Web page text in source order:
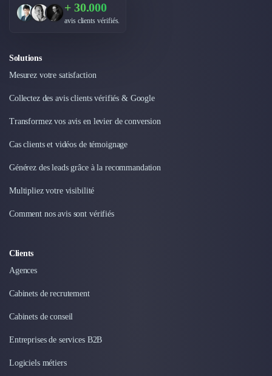
Maintenance et Infogérance
Recherche Utilisateur
Design Thinking
Développement Logiciel
Création de Site Internet
Développement E-commerce
Logiciel E-Commerce
Réalité Virtuelle (VR)
Déménagement
Logistique
Traduction
Conception & Aménagement de Bureaux
Sourcing et Imports
Développement à l'international
+ 30.000
avis clients vérifiés.
Solutions
Mesurez votre satisfaction
Collectez des avis clients vérifiés & Google
Transformez vos avis en levier de conversion
Cas clients et vidéos de témoignage
Générez des leads grâce à la recommandation
Multipliez votre visibilité
Comment nos avis sont vérifiés
Clients
Agences
Cabinets de recrutement
Cabinets de conseil
Entreprises de services B2B
Logiciels métiers